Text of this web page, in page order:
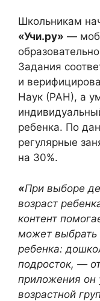
Школьникам
«Учи.ру» —
Задания
и
Наук (РАН), а
ребенка. По
регулярные
на 30%.
«При выборе
возраст
контент
может выбрать
ребенка:
подросток, —
приложения он
возрастной